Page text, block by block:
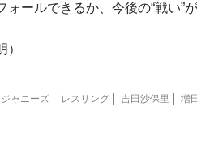
ールできるか、今後の“戦い”が
）
ジャニーズ レスリング 吉田沙保里 増